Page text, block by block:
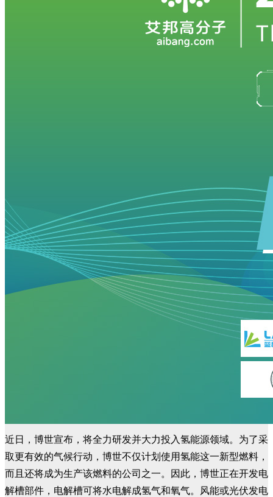
近日，博世宣布，将全力研发并大力投入氢能源领域。为了采
取更有效的气候行动，博世不仅计划使用氢能这一新型燃料，
而且还将成为生产该燃料的公司之一。因此，博世正在开发电
解槽部件，电解槽可将水电解成氢气和氧气。风能或光伏发电